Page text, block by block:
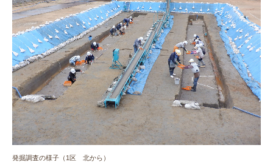
発掘調査の様子（1区 北から）